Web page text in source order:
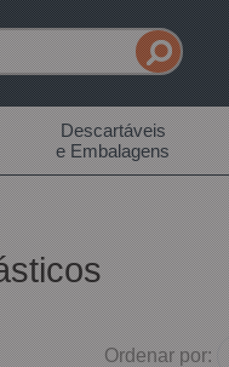
Descartáveis
e Embalagens
Ordenar por: